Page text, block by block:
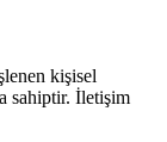
kişisel
sahiptir. İletişim